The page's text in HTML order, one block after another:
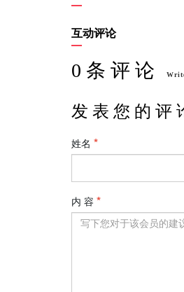
互动评论
0 条 评 论
发 表 您 的 评
姓名
内 容